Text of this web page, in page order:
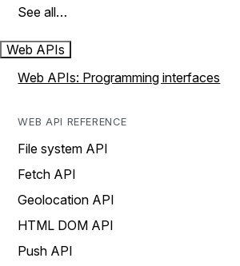
See all…
Web APIs
Web APIs: Programming interfaces
WEB API REFERENCE
File system API
Fetch API
Geolocation API
HTML DOM API
Push API